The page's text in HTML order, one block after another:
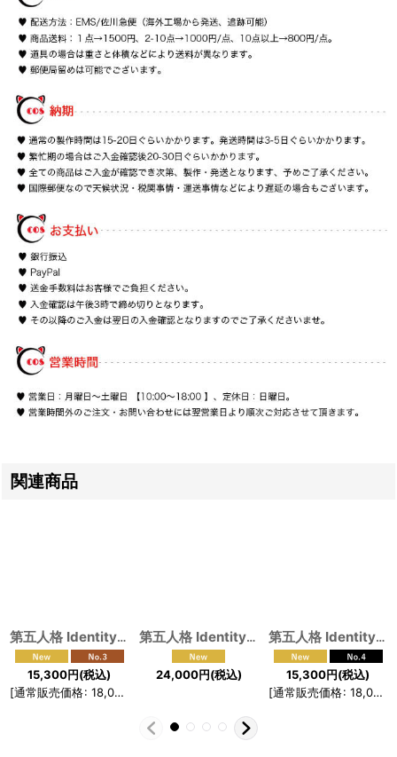
関連商品
第五人格 IdentityV SRE戦隊 呪術師 SRE.PATRICIA コスプレ衣装
15,300円(税込)
[通常販売価格: 18,000
第五人格 IdentityV オペラ歌手 フラッシュパルス コスプレ衣装
24,000円(税込)
第五人格 IdentityV SRE戦隊 騎士 SRE.RICHARD コスプレ衣装
15,300円(税込)
[通常販売価格: 18,000